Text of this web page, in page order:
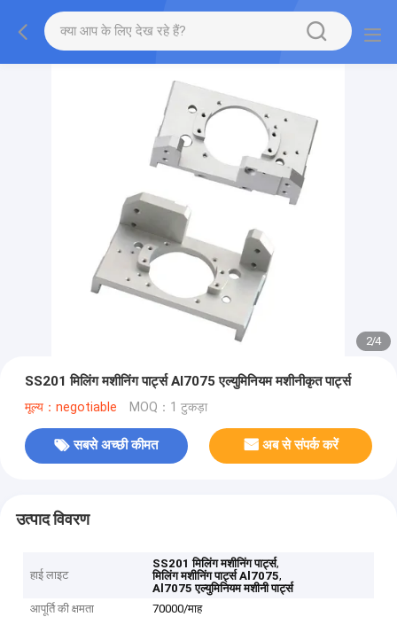
2/4
SS201 मिलिंग मशीनिंग पार्ट्स Al7075 एल्युमिनियम मशीनीकृत पार्ट्स
मूल्य：negotiable MOQ：1 टुकड़ा
सबसे अच्छी कीमत अब से संपर्क करें
उत्पाद विवरण
हाई लाइट
SS201 मिलिंग मशीनिंग पार्ट्स,
मिलिंग मशीनिंग पार्ट्स Al7075,
Al7075 एल्युमिनियम मशीनी पार्ट्स
आपूर्ति की क्षमता
70000/माह